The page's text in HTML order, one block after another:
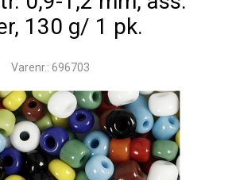
130 g/ 1 pk.
Varenr.: 696703